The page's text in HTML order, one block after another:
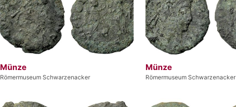
Münze
Römermuseum Schwarzenacker
Münze
Römermuseum Schwarzenacker